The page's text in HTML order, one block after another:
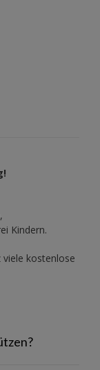
Kindern.
kostenlose